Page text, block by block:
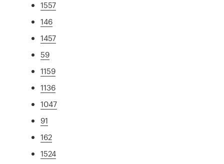
1557
146
1457
59
1159
1136
1047
91
162
1524